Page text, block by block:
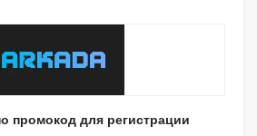
промокод для регистрации